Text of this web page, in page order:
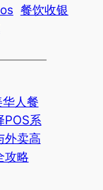
餐饮收银
人餐
POS系
外卖高
攻略